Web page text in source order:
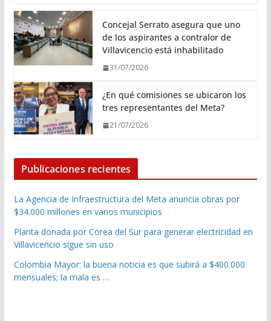
Concejal Serrato asegura que uno
de los aspirantes a contralor de
Villavicencio está inhabilitado
31/07/2026
¿En qué comisiones se ubicaron los
tres representantes del Meta?
21/07/2026
Publicaciones recientes
La Agencia de Infraestructura del Meta anuncia obras por
$34.000 millones en varios municipios
Planta donada por Corea del Sur para generar electricidad en
Villavicencio sigue sin uso
Colombia Mayor: la buena noticia es que subirá a $400.000
mensuales; la mala es …